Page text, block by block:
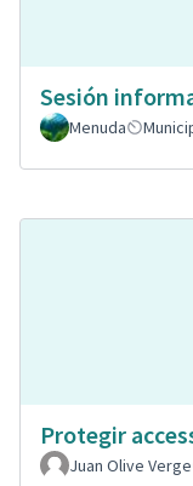
Sesión
Menuda
Protegir
Juan Olive Verge